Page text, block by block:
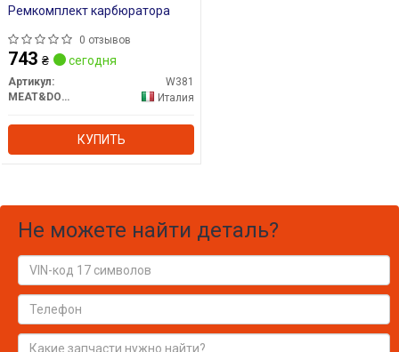
Ремкомплект карбюратора
0 отзывов
743 ₴ сегодня
Артикул:
W381
MEAT&DORIA
Италия
КУПИТЬ
Не можете найти деталь?